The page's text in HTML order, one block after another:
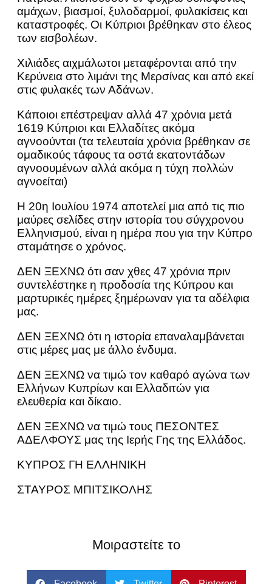
αμάχων, βιασμοί, ξυλοδαρμοί, φυλακίσεις και
καταστροφές. Οι Κύπριοι βρέθηκαν στο έλεος
των εισβολέων.
Χιλιάδες αιχμάλωτοι μεταφέρονται από την
Κερύνεια στο λιμάνι της Μερσίνας και από εκεί
στις φυλακές των Αδάνων.
Κάποιοι επέστρεψαν αλλά 47 χρόνια μετά
1619 Κύπριοι και Ελλαδίτες ακόμα
αγνοούνται (τα τελευταία χρόνια βρέθηκαν σε
ομαδικούς τάφους τα οστά εκατοντάδων
αγνοουμένων αλλά ακόμα η τύχη πολλών
αγνοείται)
Η 20η Ιουλίου 1974 αποτελεί μια από τις πιο
μαύρες σελίδες στην ιστορία του σύγχρονου
Ελληνισμού, είναι η ημέρα που για την Κύπρο
σταμάτησε ο χρόνος.
ΔΕΝ ΞΕΧΝΩ ότι σαν χθες 47 χρόνια πριν
συντελέστηκε η προδοσία της Κύπρου και
μαρτυρικές ημέρες ξημέρωναν για τα αδέλφια
μας.
ΔΕΝ ΞΕΧΝΩ ότι η ιστορία επαναλαμβάνεται
στις μέρες μας με άλλο ένδυμα.
ΔΕΝ ΞΕΧΝΩ να τιμώ τον καθαρό αγώνα των
Ελλήνων Κυπρίων και Ελλαδιτών για
ελευθερία και δίκαιο.
ΔΕΝ ΞΕΧΝΩ να τιμώ τους ΠΕΣΟΝΤΕΣ
ΑΔΕΛΦΟΥΣ μας της Ιερής Γης της Ελλάδος.
ΚΥΠΡΟΣ ΓΗ ΕΛΛΗΝΙΚΗ
ΣΤΑΥΡΟΣ ΜΠΙΤΣΙΚΟΛΗΣ
Μοιραστείτε το